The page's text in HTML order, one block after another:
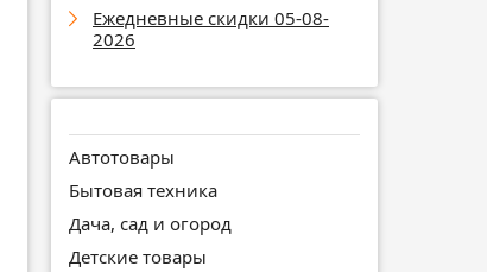
Ежедневные скидки 05-08-
2026
Автотовары
Бытовая техника
Дача, сад и огород
Детские товары